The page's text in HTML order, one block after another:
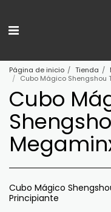
Página de inicio Tienda
Cubo Mágico Shengshou
Cubo
Cubo Mágico
Principiante